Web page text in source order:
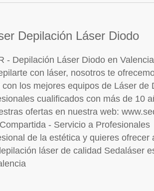
Depilación Láser Diodo
- Depilación Láser Diodo en
con láser, nosotros te
los mejores equipos de Láser de
cualificados con más de 10
ofertas en nuestra web:
- Servicio a Profesionales
de la estética y quieres ofrecer
láser de calidad Sedaláser